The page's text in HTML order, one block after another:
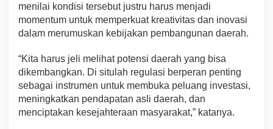
menilai kondisi tersebut justru harus menjadi
momentum untuk memperkuat kreativitas dan inovasi
dalam merumuskan kebijakan pembangunan daerah.
“Kita harus jeli melihat potensi daerah yang bisa
dikembangkan. Di situlah regulasi berperan penting
sebagai instrumen untuk membuka peluang investasi,
meningkatkan pendapatan asli daerah, dan
menciptakan kesejahteraan masyarakat,” katanya.